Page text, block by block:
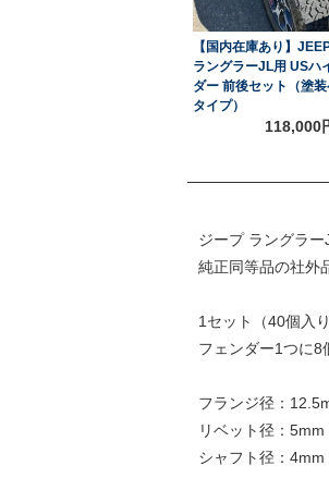
【国内在庫あり】
ラングラーJL用 USハ
ダー 前後セット（塗
タイプ）
118,000
ジープ ラングラー
純正同等品の社外
1セット（40個入
フェンダー1つに8
フランジ径：
リベット径：5mm
シャフト径：4mm